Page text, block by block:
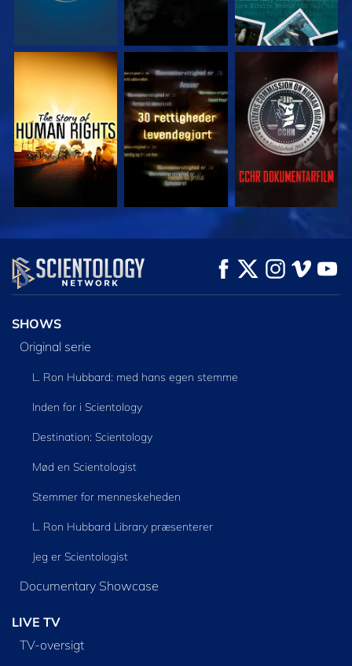
SE SE SE
SE UDFORSK SERIEN
SHOWS
Original serie
L. Ron Hubbard: med hans egen stemme
Inden for i Scientology
Destination: Scientology
Mød en Scientologist
Stemmer for menneskeheden
L. Ron Hubbard Library præsenterer
Jeg er Scientologist
Documentary Showcase
LIVE TV
TV-oversigt